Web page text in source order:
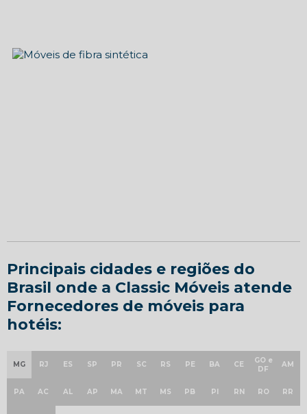
Principais cidades e regiões do
Brasil onde a Classic Móveis atende
Fornecedores de móveis para
hotéis:
MG RJ ES SP PR SC RS PE BA CE
GO e
DF
AM
PA AC AL AP MA MT MS PB PI RN RO RR